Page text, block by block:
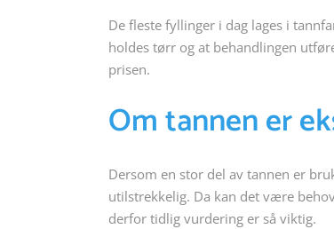
De fleste fyllinger i dag lages i
holdes tørr og at behandlingen
prisen.
Om tannen er
Dersom en stor del av tannen er
utilstrekkelig. Da kan det være
derfor tidlig vurdering er så viktig.